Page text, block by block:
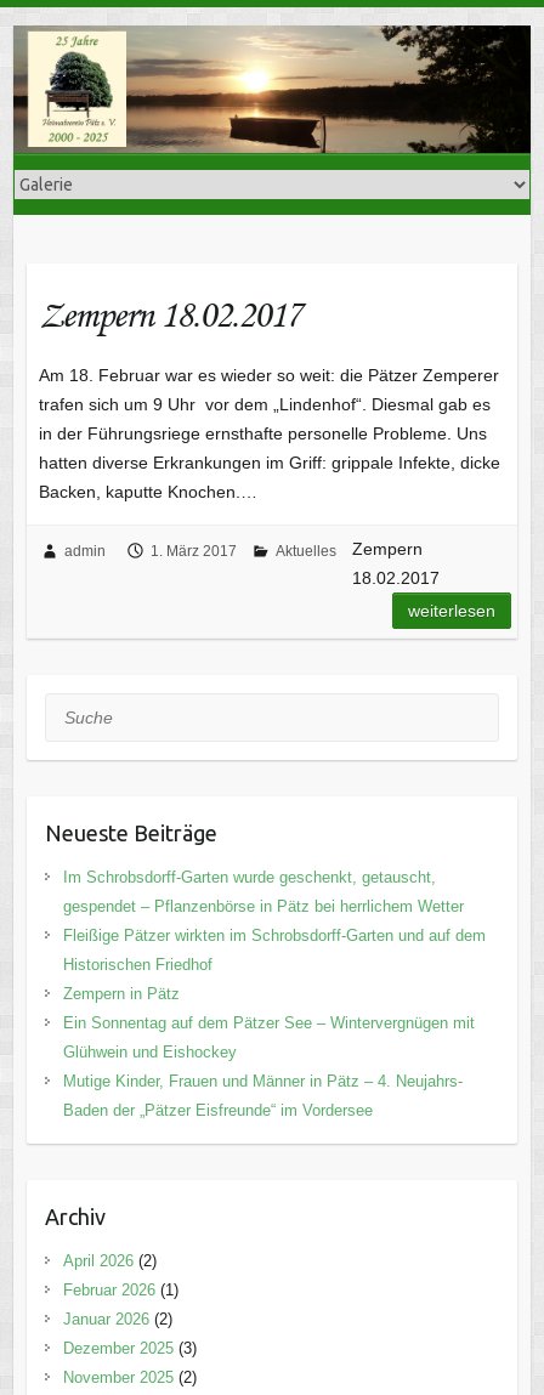
content
Zempern 18.02.2017
Am 18. Februar war es wieder so weit: die Pätzer Zemperer
trafen sich um 9 Uhr vor dem „Lindenhof“. Diesmal gab es
in der Führungsriege ernsthafte personelle Probleme. Uns
hatten diverse Erkrankungen im Griff: grippale Infekte, dicke
Backen, kaputte Knochen.…
admin 1. März 2017 Aktuelles
Zempern
18.02.2017
weiterlesen
Suche
Neueste Beiträge
Im Schrobsdorff-Garten wurde geschenkt, getauscht,
gespendet – Pflanzenbörse in Pätz bei herrlichem Wetter
Fleißige Pätzer wirkten im Schrobsdorff-Garten und auf dem
Historischen Friedhof
Zempern in Pätz
Ein Sonnentag auf dem Pätzer See – Wintervergnügen mit
Glühwein und Eishockey
Mutige Kinder, Frauen und Männer in Pätz – 4. Neujahrs-
Baden der „Pätzer Eisfreunde“ im Vordersee
Archiv
April 2026(2)
Februar 2026(1)
Januar 2026(2)
Dezember 2025(3)
November 2025(2)